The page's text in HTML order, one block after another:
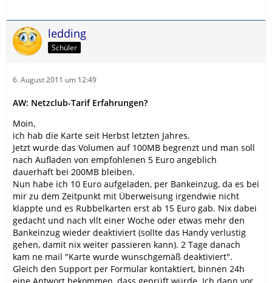
ledding
Schüler
6. August 2011 um 12:49
AW: Netzclub-Tarif Erfahrungen?
Moin,
ich hab die Karte seit Herbst letzten Jahres.
Jetzt wurde das Volumen auf 100MB begrenzt und man soll
nach Aufladen von empfohlenen 5 Euro angeblich
dauerhaft bei 200MB bleiben.
Nun habe ich 10 Euro aufgeladen, per Bankeinzug, da es bei
mir zu dem Zeitpunkt mit Überweisung irgendwie nicht
klappte und es Rubbelkarten erst ab 15 Euro gab. Nix dabei
gedacht und nach vllt einer Woche oder etwas mehr den
Bankeinzug wieder deaktiviert (sollte das Handy verlustig
gehen, damit nix weiter passieren kann). 2 Tage danach
kam ne mail "Karte wurde wunschgemäß deaktiviert".
Gleich den Support per Formular kontaktiert, binnen 24h